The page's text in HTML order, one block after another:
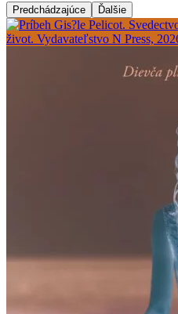
Predchádzajúce Ďalšie